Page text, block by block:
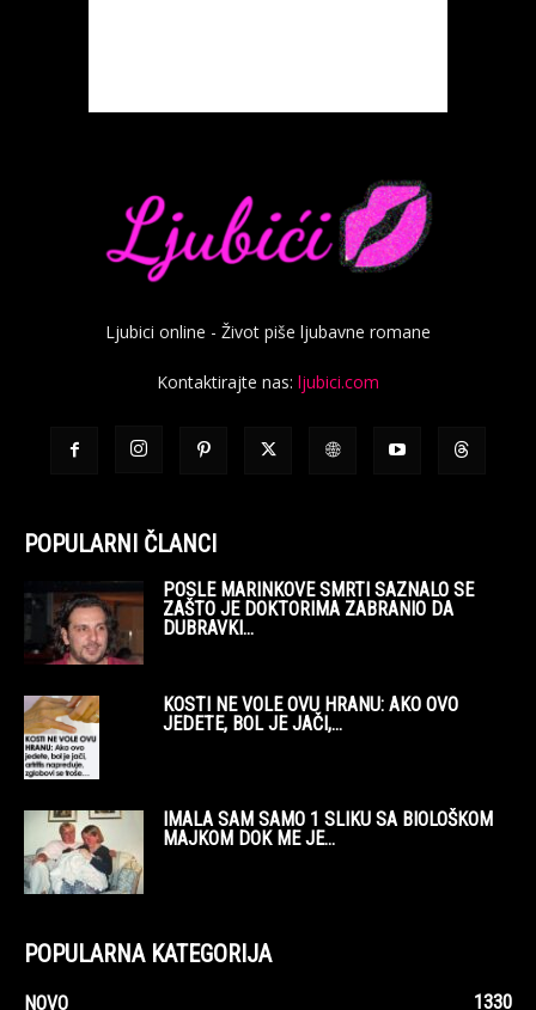
Ljubici online - Život piše ljubavne romane
Kontaktirajte nas: ljubici.com
POPULARNI ČLANCI
POSLE MARINKOVE SMRTI SAZNALO SE
ZAŠTO JE DOKTORIMA ZABRANIO DA
DUBRAVKI...
KOSTI NE VOLE OVU HRANU: AKO OVO
JEDETE, BOL JE JAČI,...
IMALA SAM SAMO 1 SLIKU SA BIOLOŠKOM
MAJKOM DOK ME JE...
POPULARNA KATEGORIJA
NOVO 1330